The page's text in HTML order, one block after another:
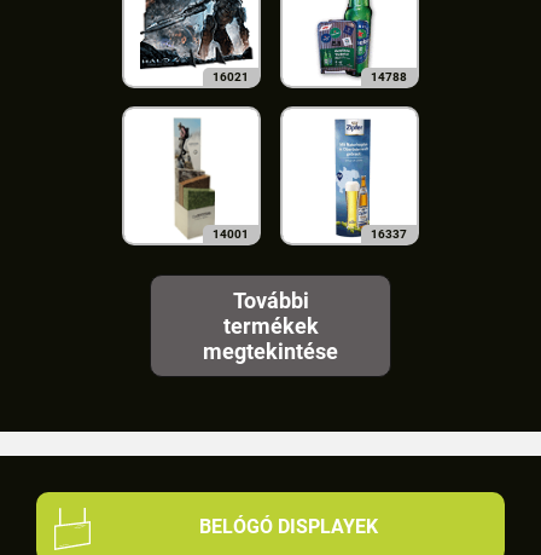
16021 14788
14001 16337
További
termékek
megtekintése
BELÓGÓ DISPLAYEK